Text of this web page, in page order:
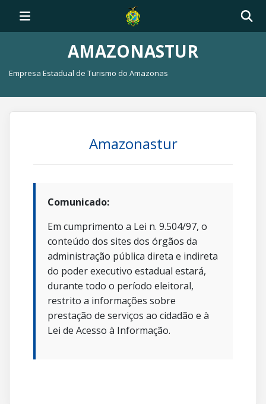
AMAZONASTUR
Empresa Estadual de Turismo do Amazonas
Amazonastur
Comunicado:
Em cumprimento a Lei n. 9.504/97, o
conteúdo dos sites dos órgãos da
administração pública direta e indireta
do poder executivo estadual estará,
durante todo o período eleitoral,
restrito a informações sobre
prestação de serviços ao cidadão e à
Lei de Acesso à Informação.